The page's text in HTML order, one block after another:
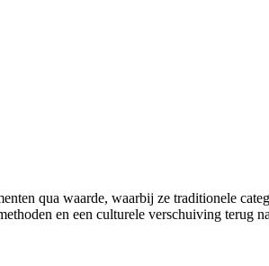
qua waarde, waarbij ze traditionele
en een culturele verschuiving terug